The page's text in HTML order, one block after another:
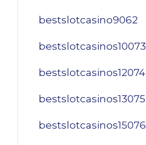
bestslotcasino9062
bestslotcasinos10073
bestslotcasinos12074
bestslotcasinos13075
bestslotcasinos15076